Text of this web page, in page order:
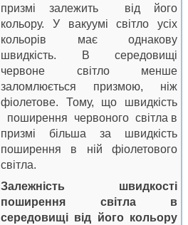
призмі залежить від його
кольору. У вакуумі світло усіх
кольорів має однакову
швидкість. В середовищі
червоне світло менше
заломлюється призмою, ніж
фіолетове. Тому, що швидкість
поширення червоного світла в
призмі більша за швидкість
поширення в ній фіолетового
світла.
Залежність швидкості
поширення світла в
середовищі від його кольору